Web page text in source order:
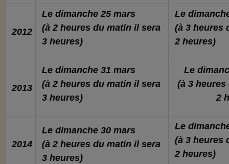
2012
Le dimanche 25 mars
(à 2 heures du matin il sera
3 heures)
Le
(à 3 heures
2 heures)
2013
Le dimanche 31 mars
(à 2 heures du matin il sera
3 heures)
Le
(à 3
2
2014
Le dimanche 30 mars
(à 2 heures du matin il sera
3 heures)
Le
(à 3 heures
2 heures)